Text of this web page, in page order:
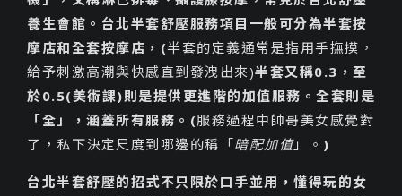
養生會館。台北半套舒壓服務項目一般可分為半套按
摩店和全套按摩店，(半套的定義通常是指用手撫摸，
給予刺激高潮與快感直到發洩出來)半套又稱0.3，至
於0.5(美術課)則是提供更進階的加值服務。全套則是
「全」，涵蓋所有服務。(服務過程中帥哥美女感覺對
了，私下決定尺度到哪邊的稱「暗配加值」。 )
台北半套舒壓的招式不只限於口手並用，懂得玩的女